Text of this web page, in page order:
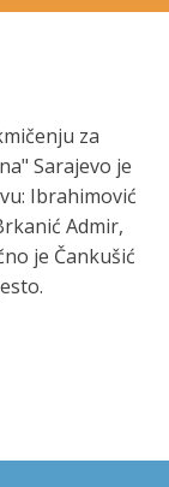
za
Sarajevo je
Ibrahimović
Admir,
je Čankušić